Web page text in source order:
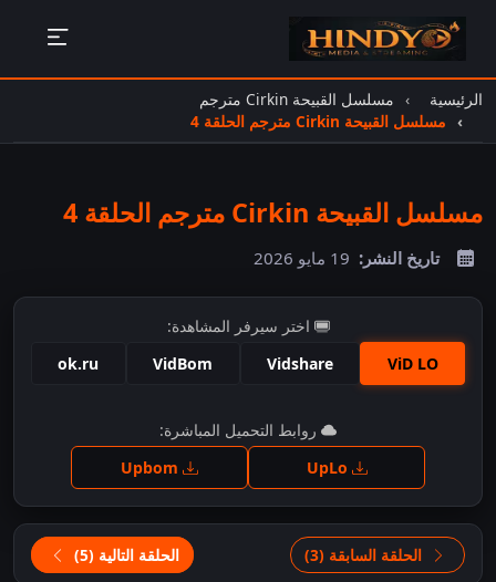
الرئيسية
مسلسل القبيحة Cirkin مترجم
مسلسل القبيحة Cirkin مترجم الحلقة 4
مسلسل القبيحة Cirkin مترجم الحلقة 4
تاريخ النشر: 19 مايو 2026
اختر سيرفر المشاهدة:
ViD LO
Vidshare
VidBom
ok.ru
اضغط للمشاهدة
روابط التحميل المباشرة:
الحلقة السابقة (3) الحلقة التالية (5)